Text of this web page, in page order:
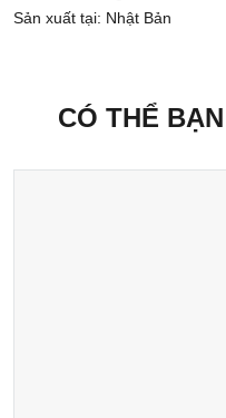
Sản xuất tại: Nhật Bản
CÓ THỂ